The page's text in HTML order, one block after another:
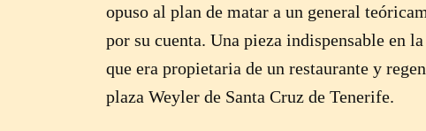
opuso al plan de matar a un general
por su cuenta. Una pieza indispensable en
que era propietaria de un restaurante y
plaza Weyler de Santa Cruz de Tenerife.